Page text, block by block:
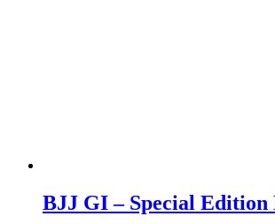
BJJ GI – Special Edition